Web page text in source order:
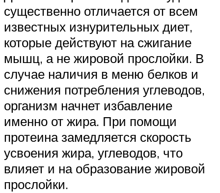
существенно отличается от всем
известных изнурительных диет,
которые действуют на сжигание
мышц, а не жировой прослойки. В
случае наличия в меню белков и
снижения потребления углеводов,
организм начнет избавление
именно от жира. При помощи
протеина замедляется скорость
усвоения жира, углеводов, что
влияет и на образование жировой
прослойки.